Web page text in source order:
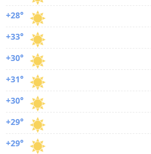
+28°
+33°
+30°
+31°
+30°
+29°
+29°